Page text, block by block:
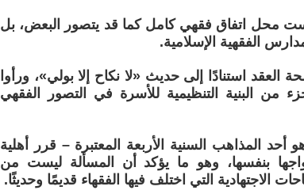
محل اتفاق فقهي كامل كما قد يتصور البعض، بل
الفقهية الإسلامية.
العقد استنادًا إلى حديث «لا نكاح إلا بولي»، ورأوا
البنية التنظيمية للأسرة في التصور الفقهي
المذاهب السنية الأربعة المعتبرة – قرر أهلية
بنفسها، وهو ما يؤكد أن المسألة ليست من
الاجتهادية التي اختلف فيها الفقهاء قديمًا وحديثًا.